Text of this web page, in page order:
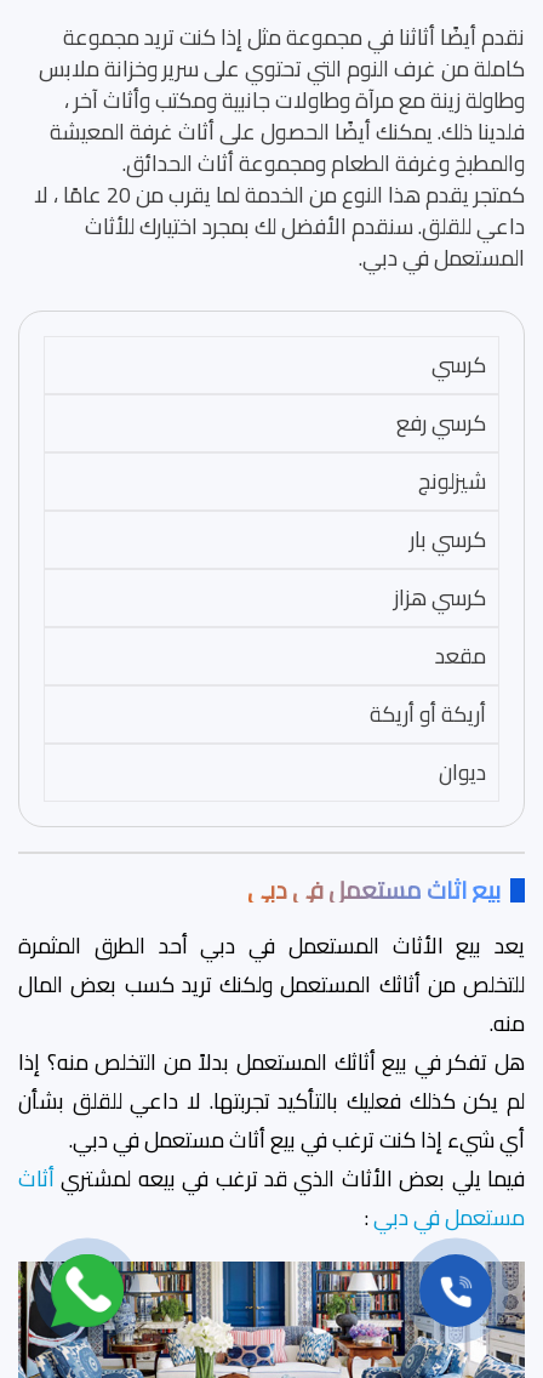
نقدم أيضًا أثاثنا في مجموعة مثل إذا كنت تريد مجموعة
كاملة من غرف النوم التي تحتوي على سرير وخزانة ملابس
وطاولة زينة مع مرآة وطاولات جانبية ومكتب وأثاث آخر ،
فلدينا ذلك. يمكنك أيضًا الحصول على أثاث غرفة المعيشة
والمطبخ وغرفة الطعام ومجموعة أثاث الحدائق.
كمتجر يقدم هذا النوع من الخدمة لما يقرب من 20 عامًا ، لا
داعي للقلق. سنقدم الأفضل لك بمجرد اختيارك للأثاث
المستعمل في دبي.
كرسي
كرسي رفع
شيزلونج
كرسي بار
كرسي هزاز
مقعد
أريكة أو أريكة
ديوان
بيع اثاث مستعمل في دبي
يعد بيع الأثاث المستعمل في دبي أحد الطرق المثمرة
للتخلص من أثاثك المستعمل ولكنك تريد كسب بعض المال
منه.
هل تفكر في بيع أثاثك المستعمل بدلاً من التخلص منه؟ إذا
لم يكن كذلك فعليك بالتأكيد تجربتها. لا داعي للقلق بشأن
أي شيء إذا كنت ترغب في بيع أثاث مستعمل في دبي.
فيما يلي بعض الأثاث الذي قد ترغب في بيعه لمشتريأثاث
مستعمل في دبي: